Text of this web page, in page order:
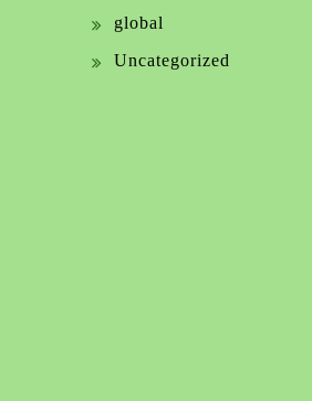
global
Uncategorized